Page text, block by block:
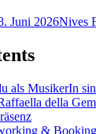
Juni 2026Autor
Nives
als MusikerIn
della
& Booking